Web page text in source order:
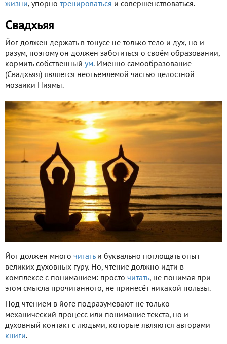
жизни, упорно тренироваться и совершенствоваться.
Свадхьяя
Йог должен держать в тонусе не только тело и дух, но и
разум, поэтому он должен заботиться о своём образовании,
кормить собственный ум. Именно самообразование
(Свадхьяя) является неотъемлемой частью целостной
мозаики Ниямы.
Йог должен много читатьи буквально поглощать опыт
великих духовных гуру. Но, чтение должно идти в
комплексе с пониманием: просто читать, не понимая при
этом смысла прочитанного, не принесёт никакой пользы.
Под чтением в йоге подразумевают не только
механический процесс или понимание текста, но и
духовный контакт с людьми, которые являются авторами
книги.